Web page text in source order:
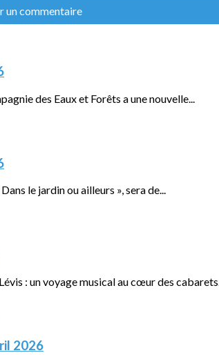
un commentaire
des Eaux et Forêts a une nouvelle...
le jardin ou ailleurs », sera de...
: un voyage musical au cœur des cabarets...
2026